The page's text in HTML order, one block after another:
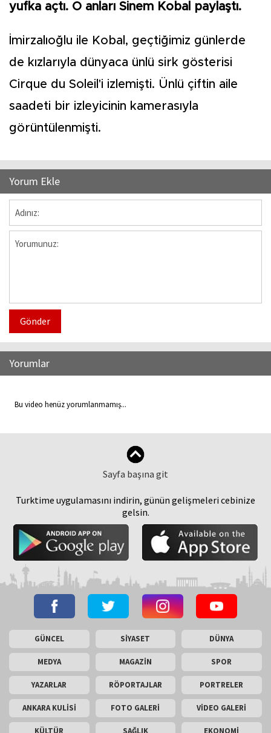
yufka açtı. O anları Sinem Kobal paylaştı.
İmirzalıoğlu ile Kobal, geçtiğimiz günlerde
de kızlarıyla dünyaca ünlü sirk gösterisi
Cirque du Soleil'i izlemişti. Ünlü çiftin aile
saadeti bir izleyicinin kamerasıyla
görüntülenmişti.
Yorum Ekle
Gönder
Yorumlar
Bu video henüz yorumlanmamış...
Sayfa başına git
Turktime uygulamasını indirin, günün gelişmeleri cebinize
gelsin.
GÜNCEL SİYASET DÜNYA
MEDYA MAGAZİN SPOR
YAZARLAR RÖPORTAJLAR PORTRELER
ANKARA KULİSİ FOTO GALERİ VİDEO GALERİ
KÜLTÜR SAĞLIK EKONOMİ